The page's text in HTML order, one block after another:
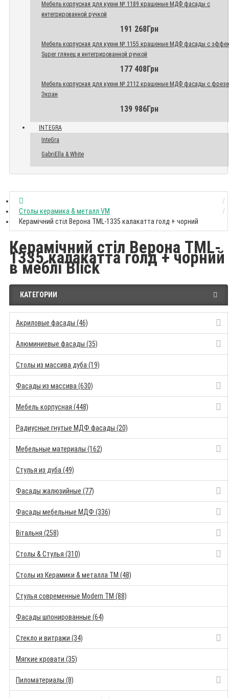
Мебель корпусная для кухни № 1189 крашеные МДФ фасады с
интегрированной ручкой
191 268Грн
Мебель корпусная для кухни № 1155 крашеные МДФ фасады с
Super глянец и интегрированной ручкой
177 408Грн
Мебель корпусная для кухни № 2112 крашеные МДФ фасады с
Экран
139 986Грн
INTEGRA
InteGra
GabriElla & White
Столы керамика & металл VM
Керамічний стіл Верона TML-1335 калакатта голд + чорний
Керамічний стіл Верона TML-
1335 калакатта голд + чорний
в меблі Blick
КАТЕГОРИИ
Акриловые фасады (46)
Алюминиевые фасады (35)
Столы из массива дуба (19)
Фасады из массива (630)
Мебель корпусная (448)
Радиусные гнутые МДФ фасады (20)
Мебельные материалы (162)
Стулья из дуба (49)
Фасады жалюзийные (77)
Фасады мебельные МДФ (336)
Вітальня (258)
Столы & Стулья (310)
Столы из Керамики & металла TM (48)
Стулья современные Modern TM (88)
Фасады шпонированные (64)
Стекло и витражи (34)
Мягкие кровати (35)
Пиломатериалы (8)